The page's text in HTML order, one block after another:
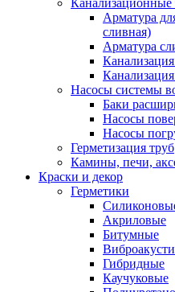
Арматура
сливная)
Арматура
Насосы системы
Баки
Насосы
Насосы
Герметизация труб
Камины, печи,
Краски и декор
Герметики
Акриловые
Битумные
Гибридные
Каучуковые